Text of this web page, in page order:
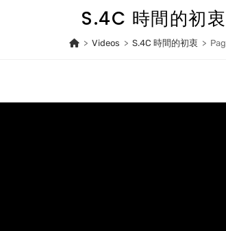
S.4C 時間的初衷
> Videos > S.4C 時間的初衷 >